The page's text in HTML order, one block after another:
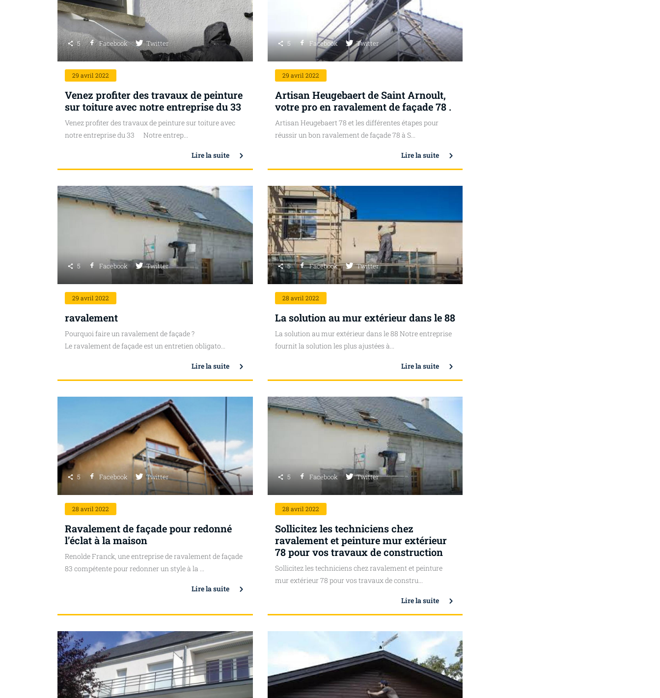
5 Facebook Twitter
29 avril 2022
Venez profiter des travaux de peinture
sur toiture avec notre entreprise du 33
Venez profiter des travaux de peinture sur toiture avec
notre entreprise du 33 Notre entrep...
Lire la suite
5 Facebook Twitter
29 avril 2022
Artisan Heugebaert de Saint Arnoult,
votre pro en ravalement de façade 78 .
Artisan Heugebaert 78 et les différentes étapes pour
réussir un bon ravalement de façade 78 à S...
Lire la suite
5 Facebook Twitter
29 avril 2022
ravalement
Pourquoi faire un ravalement de façade ?
Le ravalement de façade est un entretien obligato...
Lire la suite
5 Facebook Twitter
28 avril 2022
La solution au mur extérieur dans le 88
La solution au mur extérieur dans le 88 Notre entreprise
fournit la solution les plus ajustées à...
Lire la suite
5 Facebook Twitter
28 avril 2022
Ravalement de façade pour redonné
l’éclat à la maison
Renolde Franck, une entreprise de ravalement de façade
83 compétente pour redonner un style à la ...
Lire la suite
5 Facebook Twitter
28 avril 2022
Sollicitez les techniciens chez
ravalement et peinture mur extérieur
78 pour vos travaux de construction
Sollicitez les techniciens chez ravalement et peinture
mur extérieur 78 pour vos travaux de constru...
Lire la suite